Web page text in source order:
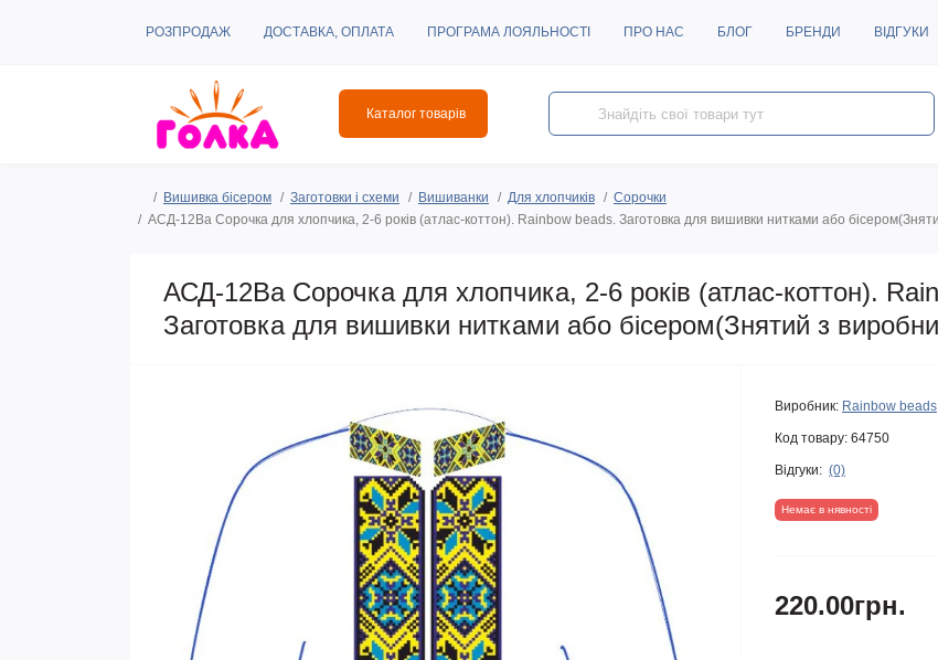
РОЗПРОДАЖ ДОСТАВКА, ОПЛАТА ПРОГРАМА ЛОЯЛЬНОСТІ ПРО НАС БЛОГ БРЕНДИ ВІДГУКИ
Каталог товарів
Вишивка бісером Заготовки і схеми Вишиванки Для хлопчиків
Сорочки
АСД-12Ва Сорочка для хлопчика, 2-6 років (атлас-коттон). Rainbow beads. Заготовка для вишивки нитками або
АСД-12Ва Сорочка для хлопчика, 2-6 років (атлас-коттон).
Заготовка для вишивки нитками або бісером(Знятий з
Виробник: Rainbow beads
Код товару: 64750
Відгуки: (0)
Немає в нявності
220.00грн.